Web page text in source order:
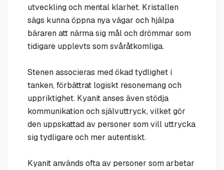
utveckling och mental klarhet. Kristallen
sägs kunna öppna nya vägar och hjälpa
bäraren att närma sig mål och drömmar som
tidigare upplevts som svåråtkomliga.
Stenen associeras med ökad tydlighet i
tanken, förbättrat logiskt resonemang och
uppriktighet. Kyanit anses även stödja
kommunikation och självuttryck, vilket gör
den uppskattad av personer som vill uttrycka
sig tydligare och mer autentiskt.
Kyanit används ofta av personer som arbetar